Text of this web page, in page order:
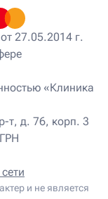
27.05.2014 г.
«Клиника
т, д. 76, корп. 3
и не является